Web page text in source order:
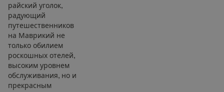
райский уголок,
радующий
путешественников
на Маврикий не
только обилием
роскошных отелей,
высоким уровнем
обслуживания, но и
прекрасным